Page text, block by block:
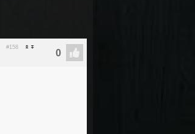
#158